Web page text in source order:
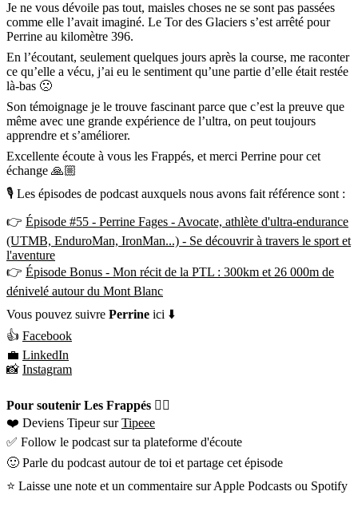
Je ne vous dévoile pas tout, maisles choses ne se sont pas passées
comme elle l’avait imaginé. Le Tor des Glaciers s’est arrêté pour
Perrine au kilomètre 396.
En l’écoutant, seulement quelques jours après la course, me raconter
ce qu’elle a vécu, j’ai eu le sentiment qu’une partie d’elle était restée
là-bas 🙁
Son témoignage je le trouve fascinant parce que c’est la preuve que
même avec une grande expérience de l’ultra, on peut toujours
apprendre et s’améliorer.
Excellente écoute à vous les Frappés, et merci Perrine pour cet
échange 🙏🏼
🎙 Les épisodes de podcast auxquels nous avons fait référence sont :
👉 Épisode #55 - Perrine Fages - Avocate, athlète d'ultra-endurance
(UTMB, EnduroMan, IronMan...) - Se découvrir à travers le sport et
l'aventure
👉 Épisode Bonus - Mon récit de la PTL : 300km et 26 000m de
dénivelé autour du Mont Blanc
Vous pouvez suivre Perrine ici ⬇️
👍 Facebook
💼 LinkedIn
📸 Instagram
Pour soutenir Les Frappés 👇🏼
❤️ Deviens Tipeur surTipeee
✅ Follow le podcast sur ta plateforme d'écoute
🙂 Parle du podcast autour de toi et partage cet épisode
⭐️ Laisse une note et un commentaire sur Apple Podcasts ou Spotify